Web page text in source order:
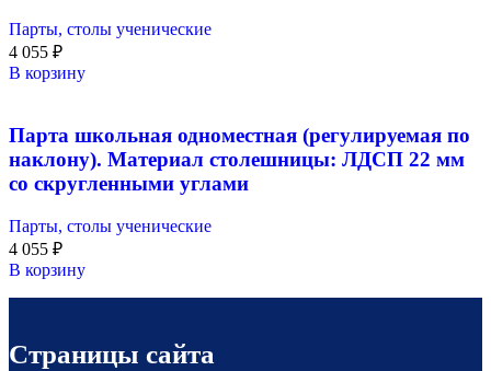
Парты, столы ученические
4 055 ₽
В корзину
Парта школьная одноместная (регулируемая по
наклону). Материал столешницы: ЛДСП 22 мм
со скругленными углами
Парты, столы ученические
4 055 ₽
В корзину
Страницы сайта